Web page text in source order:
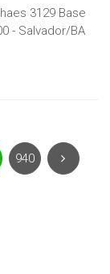
3129 Base
- Salvador/BA
940